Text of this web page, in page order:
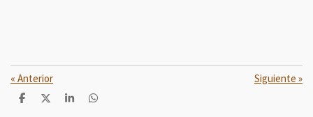
« Anterior Siguiente »
C
C
C
C